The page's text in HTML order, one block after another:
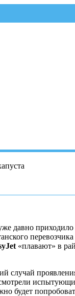
давно
перевозчика
«плавают» в
случай
будет